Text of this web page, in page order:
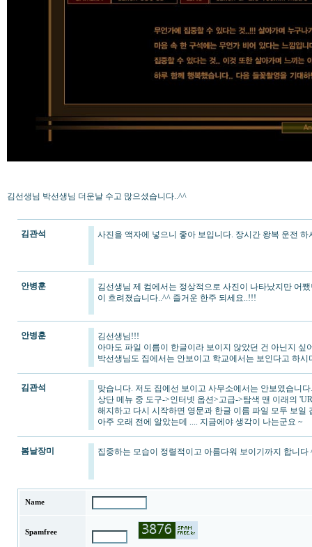
김선생님 박선생님 더운날 수고 많으셨습니다..^^
김관석 사진을 액자에 넣으니 좋아 보입니다. 장시간 왕복 운전
안병훈
김선생님 제 컴에서는 정상적으로 사진이 나타났지만 어
이 흐려졌습니다..^^ 즐거운 한주 되세요..!!!
안병훈
김선생님!!!
아마도 파일 이름이 한글이라 보이지 않았던 건 아닌지 싶
박선생님도 집에서는 안보이고 학교에서는 보인다고 하
김관석
맞습니다. 저도 집에선 보이고 사무소에서는 안보였습니다.
상단 메뉴 중 도구->인터넷 옵션>고급->탐색 맨 이래의
해지하고 다시 시작하면 영문과 한글 이름 파일 모두 보일
아주 오래 전에 알았는데 .... 지금에야 생각이 나는군요 ~
봄날장미 집중하는 모습이 정렬적이고 아름다워 보이기까지 합니다
Name
Spamfree